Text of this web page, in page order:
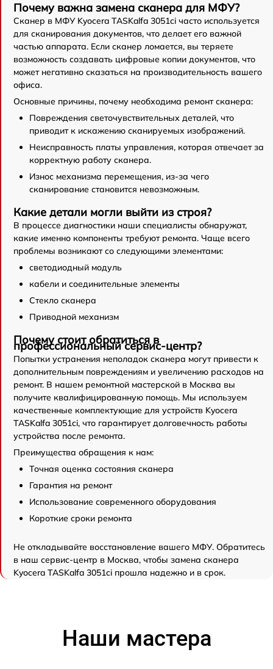
Почему важна замена сканера для МФУ?
Сканер в МФУ Kyocera TASKalfa 3051ci часто используется
для сканирования документов, что делает его важной
частью аппарата. Если сканер ломается, вы теряете
возможность создавать цифровые копии документов, что
может негативно сказаться на производительность вашего
офиса.
Основные причины, почему необходима ремонт сканера:
Повреждения светочувствительных деталей, что
приводит к искажению сканируемых изображений.
Неисправность платы управления, которая отвечает за
корректную работу сканера.
Износ механизма перемещения, из-за чего
сканирование становится невозможным.
Какие детали могли выйти из строя?
В процессе диагностики наши специалисты обнаружат,
какие именно компоненты требуют ремонта. Чаще всего
проблемы возникают со следующими элементами:
светодиодный модуль
кабели и соединительные элементы
Стекло сканера
Приводной механизм
Почему стоит обратиться в
профессиональный сервис-центр?
Попытки устранения неполадок сканера могут привести к
дополнительным повреждениям и увеличению расходов на
ремонт. В нашем ремонтной мастерской в Москва вы
получите квалифицированную помощь. Мы используем
качественные комплектующие для устройств Kyocera
TASKalfa 3051ci, что гарантирует долговечность работы
устройства после ремонта.
Преимущества обращения к нам:
Точная оценка состояния сканера
Гарантия на ремонт
Использование современного оборудования
Короткие сроки ремонта
Не откладывайте восстановление вашего МФУ. Обратитесь
в наш сервис-центр в Москва, чтобы замена сканера
Kyocera TASKalfa 3051ci прошла надежно и в срок.
Наши мастера